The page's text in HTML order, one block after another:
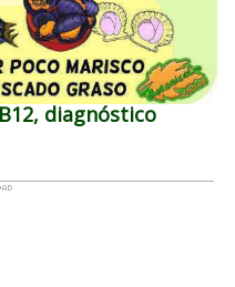
diagnóstico